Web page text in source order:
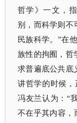
哲学》一文，
别，而科学则不
民族科学。”在
族性的拘囿，哲
求普遍底公共底
讲哲学的时候，
冯友兰认为：“
不在乎其内容，